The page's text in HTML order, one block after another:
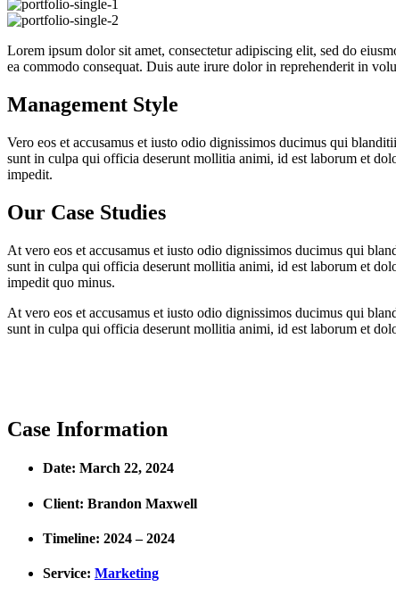
Lorem ipsum dolor sit amet, consectetur adipiscing elit, sed do
ea commodo consequat. Duis aute irure dolor in reprehenderit in
Management Style
Vero eos et accusamus et iusto odio dignissimos ducimus qui
sunt in culpa qui officia deserunt mollitia animi, id est laborum et
impedit.
Our Case Studies
At vero eos et accusamus et iusto odio dignissimos ducimus qui
sunt in culpa qui officia deserunt mollitia animi, id est laborum et
impedit quo minus.
At vero eos et accusamus et iusto odio dignissimos ducimus qui
sunt in culpa qui officia deserunt mollitia animi, id est laborum et
Case Information
Date: March 22, 2024
Client: Brandon Maxwell
Timeline: 2024 – 2024
Service: Marketing